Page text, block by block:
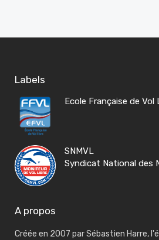
Labels
Ecole Française de Vol
SNMVL
Syndicat National des
A propos
Créée en 2007 par Sébastien Harre,